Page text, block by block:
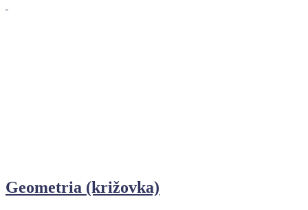
Geometria (križovka)